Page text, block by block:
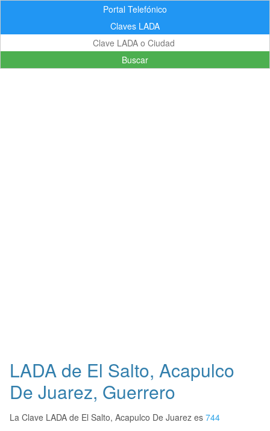
Portal Telefónico
Claves LADA
Buscar
LADA de El Salto, Acapulco
De Juarez, Guerrero
La Clave LADA de El Salto, Acapulco De Juarez es 744